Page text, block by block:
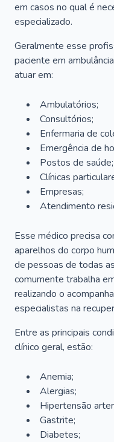
em casos no qual é
especializado.
Geralmente esse
paciente em
atuar em:
Ambulatórios;
Consultórios;
Enfermaria de
Emergência de
Postos de saúde;
Clínicas
Empresas;
Atendimento
Esse médico precisa
aparelhos do corpo
de pessoas de todas
comumente trabalha
realizando o
especialistas na
Entre as principais
clínico geral, estão:
Anemia;
Alergias;
Hipertensão
Gastrite;
Diabetes;